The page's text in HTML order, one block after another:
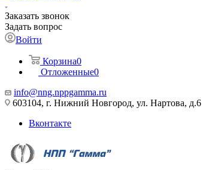
Заказать звонок
Задать вопрос
Войти
Корзина0
Отложенные0
info@nng.nppgamma.ru
603104, г. Нижний Новгород, ул. Нартова, д.6
Вконтакте